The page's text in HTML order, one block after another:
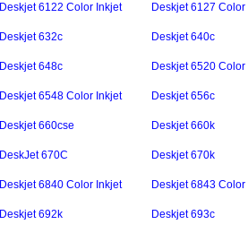
Deskjet 6122 Color Inkjet Deskjet 6127 Color
Deskjet 632c Deskjet 640c
Deskjet 648c Deskjet 6520 Color
Deskjet 6548 Color Inkjet Deskjet 656c
Deskjet 660cse Deskjet 660k
DeskJet 670C Deskjet 670k
Deskjet 6840 Color Inkjet Deskjet 6843 Color
Deskjet 692k Deskjet 693c